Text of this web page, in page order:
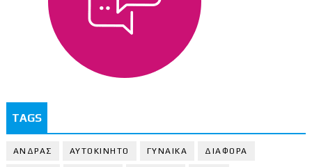
TAGS
ΑΝΔΡΑΣ ΑΥΤΟΚΙΝΗΤΟ ΓΥΝΑΙΚΑ ΔΙΑΦΟΡΑ